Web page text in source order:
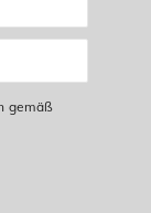
gemäß